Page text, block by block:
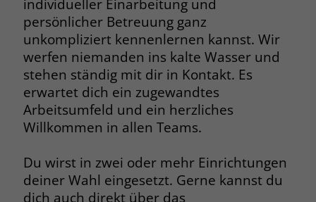
individueller Einarbeitung und
persönlicher Betreuung ganz
unkompliziert kennenlernen kannst. Wir
werfen niemanden ins kalte Wasser und
stehen ständig mit dir in Kontakt. Es
erwartet dich ein zugewandtes
Arbeitsumfeld und ein herzliches
Willkommen in allen Teams.
Du wirst in zwei oder mehr Einrichtungen
deiner Wahl eingesetzt. Gerne kannst du
dich auch direkt über das